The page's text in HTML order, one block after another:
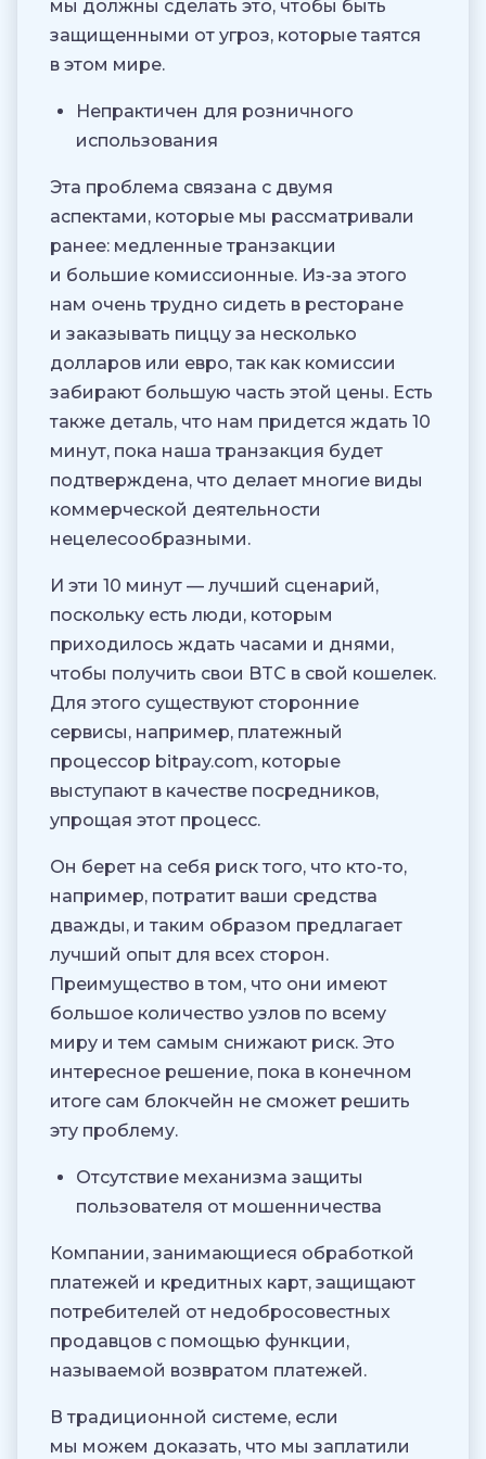
мы должны сделать это, чтобы быть
защищенными от угроз, которые таятся
в этом мире.
Непрактичен для розничного
использования
Эта проблема связана с двумя
аспектами, которые мы рассматривали
ранее: медленные транзакции
и большие комиссионные. Из-за этого
нам очень трудно сидеть в ресторане
и заказывать пиццу за несколько
долларов или евро, так как комиссии
забирают большую часть этой цены. Есть
также деталь, что нам придется ждать 10
минут, пока наша транзакция будет
подтверждена, что делает многие виды
коммерческой деятельности
нецелесообразными.
И эти 10 минут — лучший сценарий,
поскольку есть люди, которым
приходилось ждать часами и днями,
чтобы получить свои BTC в свой кошелек.
Для этого существуют сторонние
сервисы, например, платежный
процессор bitpay.com, которые
выступают в качестве посредников,
упрощая этот процесс.
Он берет на себя риск того, что кто-то,
например, потратит ваши средства
дважды, и таким образом предлагает
лучший опыт для всех сторон.
Преимущество в том, что они имеют
большое количество узлов по всему
миру и тем самым снижают риск. Это
интересное решение, пока в конечном
итоге сам блокчейн не сможет решить
эту проблему.
Отсутствие механизма защиты
пользователя от мошенничества
Компании, занимающиеся обработкой
платежей и кредитных карт, защищают
потребителей от недобросовестных
продавцов с помощью функции,
называемой возвратом платежей.
В традиционной системе, если
мы можем доказать, что мы заплатили